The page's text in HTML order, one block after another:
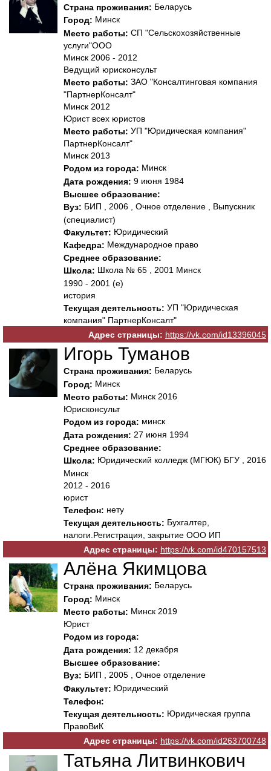
Страна проживания: Беларусь
Город: Минск
Место работы: СП "Сельскохозяйственные
услуги"ООО
Минск 2006 - 2012
Ведущий юрисконсульт
Место работы: ЗАО "Консалтинговая компания
"ПартнерКонсалт"
Минск 2012
Юрист всех юристов
Место работы: УП "Юридическая компания"
ПартнерКонсалт"
Минск 2013
Родом из города: Минск
Дата рождения: 9 июня 1984
Высшее образование:
Вуз: БИП , 2006 , Очное отделение , Выпускник
(специалист)
Факультет: Юридический
Кафедра: Международное право
Среднее образование:
Школа: Школа № 65 , 2001 Минск
1990 - 2001 (е)
история
Текущая деятельность: УП "Юридическая
компания" ПартнерКонсалт"
Адрес страницы: https://vk.com/id13396045
Игорь Туманов
Страна проживания: Беларусь
Город: Минск
Место работы: Минск 2016
Юрисконсульт
Родом из города: минск
Дата рождения: 27 июня 1994
Среднее образование:
Школа: Юридический колледж (МГЮК) БГУ , 2016
Минск
2012 - 2016
юрист
Телефон: нету
Текущая деятельность: Бухгалтер,
налоги.Регистрация, закрытие ООО ИП
Адрес страницы: https://vk.com/id470157513
Алёна Якимцова
Страна проживания: Беларусь
Город: Минск
Место работы: Минск 2019
Юрист
Родом из города:
Дата рождения: 12 декабря
Высшее образование:
Вуз: БИП , 2005 , Очное отделение
Факультет: Юридический
Телефон:
Текущая деятельность: Юридическая группа
ПравоВиК
Адрес страницы: https://vk.com/id263700748
Татьяна Литвинкович